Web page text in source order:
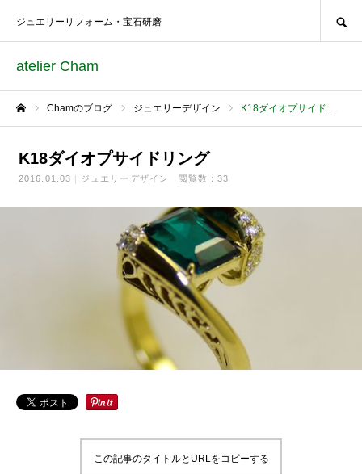
atelier Cham
ジュエリーリフォーム・宝石研磨
Chamのブログ ジュエリーデザイン K18ダイオプサイドリング
K18ダイオプサイドリング
2016.01.03 ジュエリーデザイン 閲覧数：33
この記事のタイトルとURLをコピーする